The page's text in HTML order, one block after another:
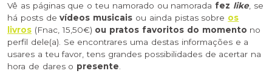
Vê as páginas que o teu namorado ou namorada fez like, se
há posts devídeos musicais ou ainda pistas sobre os
livros (Fnac, 15,50€) ou pratos favoritos do momento no
perfil dele(a). Se encontrares uma destas informações e a
usares a teu favor, tens grandes possibilidades de acertar na
hora de dares o presente.